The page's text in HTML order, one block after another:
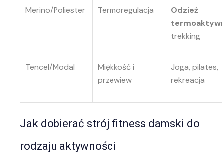
Merino/Poliester Termoregulacja
Odzież
trekking
Tencel/Modal
Miękkość i
przewiew
Joga, pilates,
rekreacja
Jak dobierać strój fitness damski do
rodzaju aktywności